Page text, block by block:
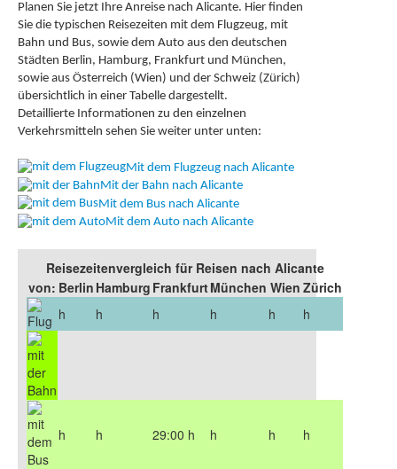
Planen Sie jetzt Ihre Anreise nach Alicante. Hier finden
Sie die typischen Reisezeiten mit dem Flugzeug, mit
Bahn und Bus, sowie dem Auto aus den deutschen
Städten Berlin, Hamburg, Frankfurt und München,
sowie aus Österreich (Wien) und der Schweiz (Zürich)
übersichtlich in einer Tabelle dargestellt.
Detaillierte Informationen zu den einzelnen
Verkehrsmitteln sehen Sie weiter unter unten:
Mit dem Flugzeug nach Alicante
Mit der Bahn nach Alicante
Mit dem Bus nach Alicante
Mit dem Auto nach Alicante
Reisezeitenvergleich für Reisen nach Alicante
von: Berlin Hamburg FrankfurtMünchen Wien Zürich
h
h h h h h
h h 29:00 h h h h